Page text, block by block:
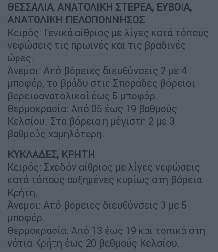
ΘΕΣΣΑΛΙΑ, ΑΝΑΤΟΛΙΚΗ ΣΤΕΡΕΑ, ΕΥΒΟΙΑ,
ΑΝΑΤΟΛΙΚΗ ΠΕΛΟΠΟΝΝΗΣΟΣ
Καιρός: Γενικά αίθριος με λίγες κατά τόπους
νεφώσεις τις πρωινές και τις βραδινές
ώρες.
Άνεμοι: Από βόρειες διευθύνσεις 2 με 4
μποφόρ, το βράδυ στις Σποράδες βόρειοι
βορειοανατολικοί έως 5 μποφόρ.
Θερμοκρασία: Από 05 έως 19 βαθμούς
Κελσίου. Στα βόρεια η μέγιστη 2 με 3
βαθμούς χαμηλότερη.
ΚΥΚΛΑΔΕΣ, ΚΡΗΤΗ
Καιρός: Σχεδόν αίθριος με λίγες νεφώσεις
κατά τόπους αυξημένες κυρίως στη βόρεια
Κρήτη.
Άνεμοι: Από βόρειες διευθύνσεις 3 με 5
μποφόρ.
Θερμοκρασία: Από 13 έως 19 και τοπικά στη
νότια Κρήτη έως 20 βαθμούς Κελσίου.